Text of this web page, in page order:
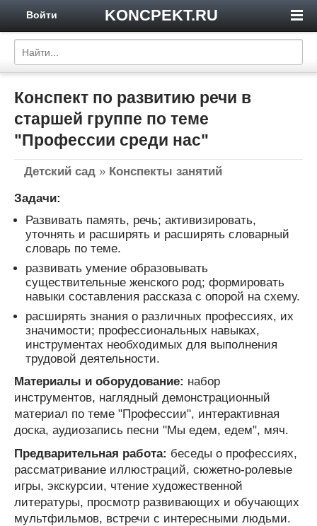
KONCPEKT.RU
Войти
Конспект по развитию речи в
старшей группе по теме
"Профессии среди нас"
Детский сад » Конспекты занятий
Задачи:
Развивать память, речь; активизировать,
уточнять и расширять и расширять словарный
словарь по теме.
развивать умение образовывать
существительные женского род; формировать
навыки составления рассказа с опорой на схему.
расширять знания о различных профессиях, их
значимости; профессиональных навыках,
инструментах необходимых для выполнения
трудовой деятельности.
Материалы и оборудование: набор
инструментов, наглядный демонстрационный
материал по теме "Профессии", интерактивная
доска, аудиозапись песни "Мы едем, едем", мяч.
Предварительная работа: беседы о профессиях,
рассматривание иллюстраций, сюжетно-ролевые
игры, экскурсии, чтение художественной
литературы, просмотр развивающих и обучающих
мультфильмов, встречи с интересными людьми.